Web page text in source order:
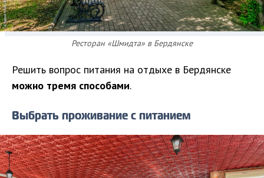
Ресторан «Шмидта» в Бердянске
Решить вопрос питания на отдыхе в Бердянске
можно тремя способами.
Выбрать проживание с питанием